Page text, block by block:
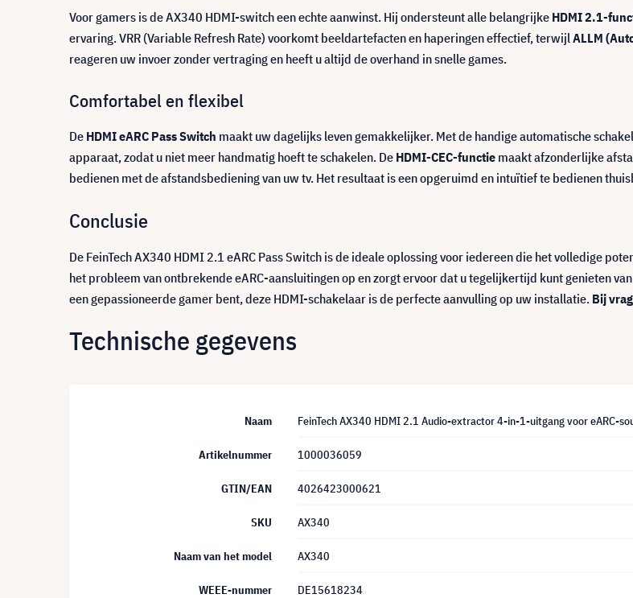
Voor gamers is de AX340 HDMI-switch een echte aanwinst. Hij ondersteunt alle belangrijke HDMI 2.1-
ervaring. VRR (Variable Refresh Rate) voorkomt beeldartefacten en haperingen effectief, terwijlALLM
reageren uw invoer zonder vertraging en heeft u altijd de overhand in snelle games.
Comfortabel en flexibel
De HDMI eARC Pass Switch maakt uw dagelijks leven gemakkelijker. Met de handige automatische
apparaat, zodat u niet meer handmatig hoeft te schakelen. De HDMI-CEC-functie maakt afzonderlijke
bedienen met de afstandsbediening van uw tv. Het resultaat is een opgeruimd en intuïtief te bedienen
Conclusie
De FeinTech AX340 HDMI 2.1 eARC Pass Switch is de ideale oplossing voor iedereen die het volledige
het probleem van ontbrekende eARC-aansluitingen op en zorgt ervoor dat u tegelijkertijd kunt genieten
een gepassioneerde gamer bent, deze HDMI-schakelaar is de perfecte aanvulling op uw installatie. Bij
Technische gegevens
Naam FeinTech AX340 HDMI 2.1 Audio-extractor 4-in-1-uitgang voor eARC-
Artikelnummer 1000036059
GTIN/EAN 4026423000621
SKU AX340
Naam van het model AX340
WEEE-nummer DE15618234